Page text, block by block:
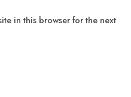
in this browser for the next